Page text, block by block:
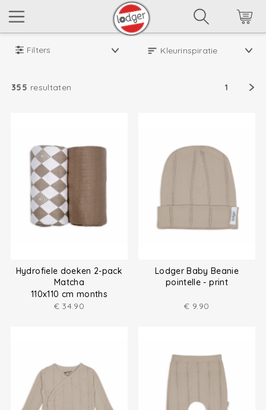
Filters
355 resultaten 1
Hydrofiele doeken 2-pack
Matcha
110x110 cm months
€ 34.90
Lodger Baby Beanie
pointelle - print
€ 9.90